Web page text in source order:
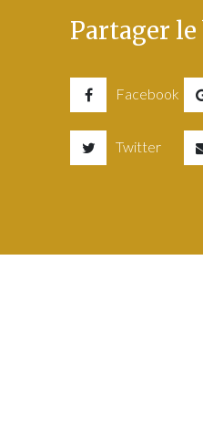
Partager le
Facebook
Twitter